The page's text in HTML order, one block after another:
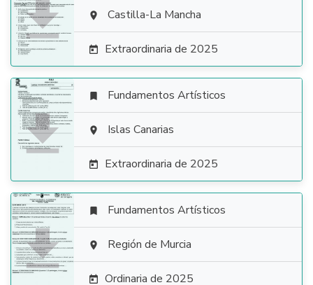
  Castilla-La Mancha
 Extraordinaria de 2025

 Fundamentos Artísticos
 Islas Canarias
 Extraordinaria de 2025

 Fundamentos Artísticos
 Región de Murcia
 Ordinaria de 2025